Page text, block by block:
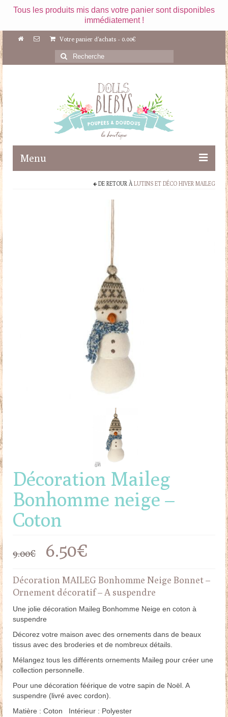
Tous les produits mis dans votre panier sont disponibles
immédiatement !
Votre panier d'achats - 0.00€
Rechercher
:
Menu
Mobilier & Accessoires
DE RETOUR À LUTINS ET DÉCO HIVER MAILEG
Décoration Maileg
Bonhomme neige –
Coton
9.00€
Le
prix
initial
était :
9.00€.
6.50€
prix
actuel
est :
6.50€.
Décoration MAILEG Bonhomme Neige Bonnet –
Ornement décoratif – A suspendre
Une jolie décoration Maileg Bonhomme Neige en coton à
suspendre
Décorez votre maison avec des ornements dans de beaux
tissus avec des broderies et de nombreux détails.
Mélangez tous les différents ornements Maileg pour créer une
collection personnelle.
Pour une décoration féérique de votre sapin de Noël. A
suspendre (livré avec cordon).
Matière : Coton Intérieur : Polyester